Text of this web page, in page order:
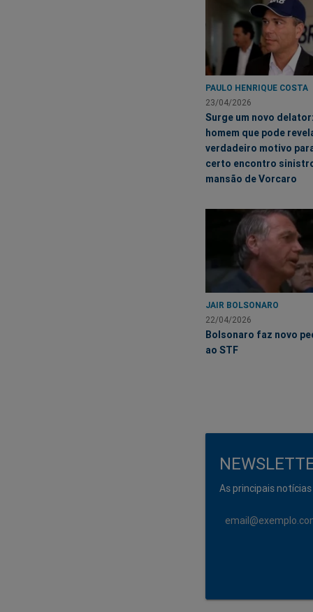
PAULO HENRIQUE COSTA
23/04/2026
Surge um novo
homem que pode
verdadeiro motivo
certo encontro
mansão de Vorcaro
JAIR BOLSONARO
22/04/2026
Bolsonaro faz novo
ao STF
As principais